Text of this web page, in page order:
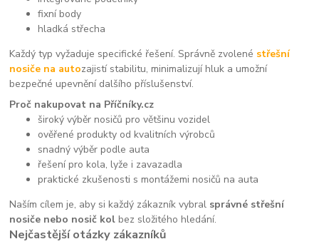
fixní body
hladká střecha
Každý typ vyžaduje specifické řešení. Správně zvolené střešní
nosiče na autozajistí stabilitu, minimalizují hluk a umožní
bezpečné upevnění dalšího příslušenství.
Proč nakupovat na Příčníky.cz
široký výběr nosičů pro většinu vozidel
ověřené produkty od kvalitních výrobců
snadný výběr podle auta
řešení pro kola, lyže i zavazadla
praktické zkušenosti s montážemi nosičů na auta
Naším cílem je, aby si každý zákazník vybral správné střešní
nosiče nebo nosič kol bez složitého hledání.
Nejčastější otázky zákazníků